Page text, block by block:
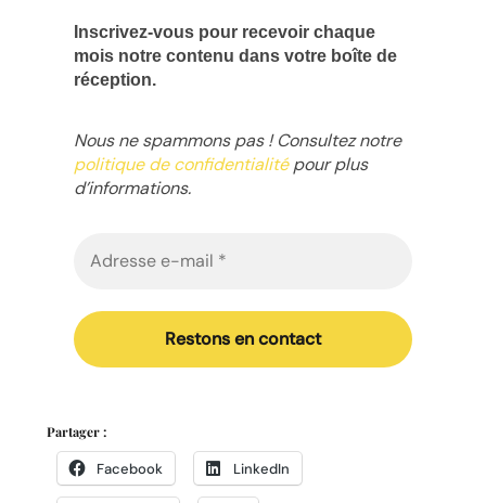
Inscrivez-vous pour recevoir chaque
mois notre contenu dans votre boîte de
réception.
Nous ne spammons pas ! Consultez notre
politique de confidentialitépour plus
d’informations.
Partager :
Facebook LinkedIn